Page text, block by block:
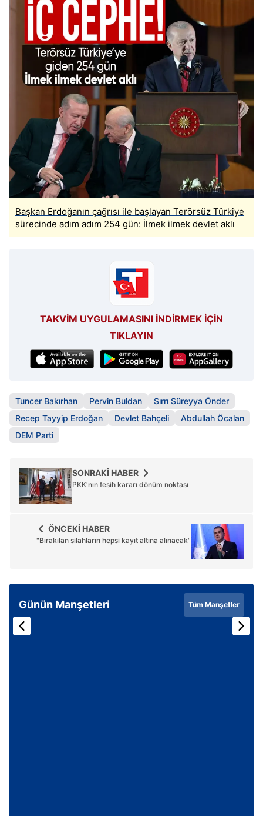
6698 sayılı Kişisel Verilerin Korunması Kanunu uyarınca
hazırlanmış Aydınlatma Metnimizi okumak ve sitemizde
ilgili mevzuata uygun olarak kullanılan çerezlerle ilgili bilgi
almak için lütfentıklayınız
Başkan Erdoğanın çağrısı ile başlayan Terörsüz Türkiye
sürecinde adım adım 254 gün: İlmek ilmek devlet aklı
TAKVİM UYGULAMASINI İNDİRMEK İÇİN
TIKLAYIN
Tuncer Bakırhan Pervin Buldan
Sırrı Süreyya Önder
Recep Tayyip Erdoğan
Devlet Bahçeli
Abdullah Öcalan
DEM Parti
SONRAKİ HABER
PKK'nın fesih kararı dönüm noktası
ÖNCEKİ HABER
"Bırakılan silahların hepsi kayıt altına alınacak"
Günün Manşetleri Tüm Manşetler